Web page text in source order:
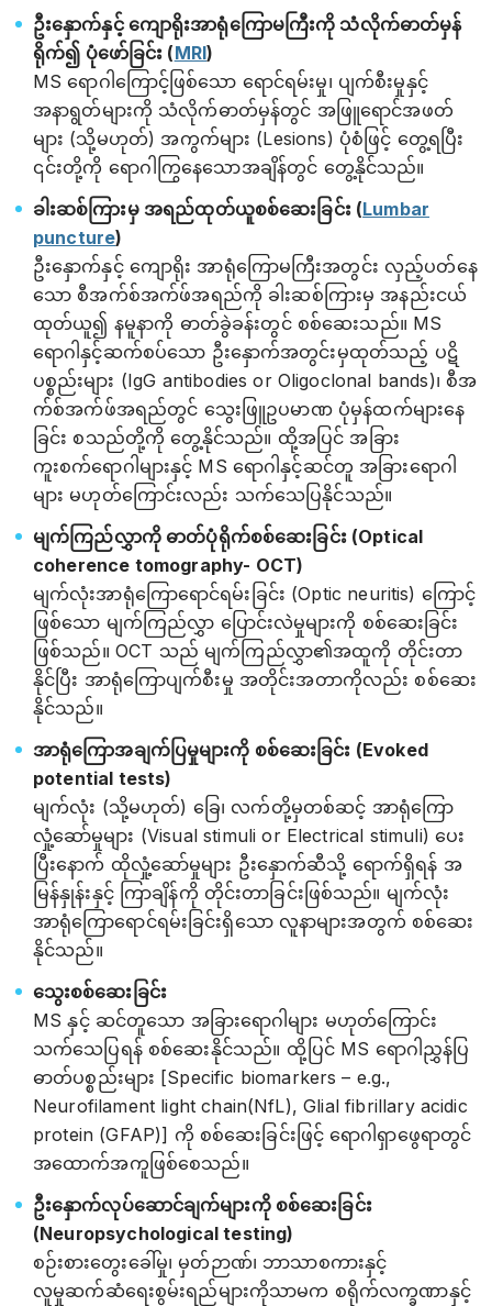
ဦးနှောက်နှင့် ကျောရိုးအာရုံကြောမကြီးကို သံလိုက်ဓာတ်မှန်
ရိုက်၍ ပုံဖော်ခြင်း (MRI)
MS ရောဂါကြောင့်ဖြစ်သော ရောင်ရမ်းမှု၊ ပျက်စီးမှုနှင့်
အနာရွတ်များကို သံလိုက်ဓာတ်မှန်တွင် အဖြူရောင်အဖတ်
များ (သို့မဟုတ်) အကွက်များ (Lesions) ပုံစံဖြင့် တွေ့ရပြီး
၎င်းတို့ကို ရောဂါကြွနေသောအချိန်တွင် တွေ့နိုင်သည်။
ခါးဆစ်ကြားမှ အရည်ထုတ်ယူစစ်ဆေးခြင်း (Lumbar
puncture)
ဦးနှောက်နှင့် ကျောရိုး အာရုံကြောမကြီးအတွင်း လှည့်ပတ်နေ
သော စီအက်စ်အက်ဖ်အရည်ကို ခါးဆစ်ကြားမှ အနည်းငယ်
ထုတ်ယူ၍ နမူနာကို ဓာတ်ခွဲခန်းတွင် စစ်ဆေးသည်။ MS
ရောဂါနှင့်ဆက်စပ်သော ဦးနှောက်အတွင်းမှထုတ်သည့် ပဋိ
ပစ္စည်းများ (IgG antibodies or Oligoclonal bands)၊ စီအ
က်စ်အက်ဖ်အရည်တွင် သွေးဖြူဥပမာဏ ပုံမှန်ထက်များနေ
ခြင်း စသည်တို့ကို တွေ့နိုင်သည်။ ထို့အပြင် အခြား
ကူးစက်ရောဂါများနှင့် MS ရောဂါနှင့်ဆင်တူ အခြားရောဂါ
များ မဟုတ်ကြောင်းလည်း သက်သေပြနိုင်သည်။
မျက်ကြည်လွှာကို ဓာတ်ပုံရိုက်စစ်ဆေးခြင်း (Optical
coherence tomography- OCT)
မျက်လုံးအာရုံကြောရောင်ရမ်းခြင်း (Optic neuritis) ကြောင့်
ဖြစ်သော မျက်ကြည်လွှာ ပြောင်းလဲမှုများကို စစ်ဆေးခြင်း
ဖြစ်သည်။ OCT သည် မျက်ကြည်လွှာ၏အထူကို တိုင်းတာ
နိုင်ပြီး အာရုံကြောပျက်စီးမှု အတိုင်းအတာကိုလည်း စစ်ဆေး
နိုင်သည်။
အာရုံကြောအချက်ပြမှုများကို စစ်ဆေးခြင်း (Evoked
potential tests)
မျက်လုံး (သို့မဟုတ်) ခြေ၊ လက်တို့မှတစ်ဆင့် အာရုံကြော
လှုံ့ဆော်မှုများ (Visual stimuli or Electrical stimuli) ပေး
ပြီးနောက် ထိုလှုံ့ဆော်မှုများ ဦးနှောက်ဆီသို့ ရောက်ရှိရန် အ
မြန်နှုန်းနှင့် ကြာချိန်ကို တိုင်းတာခြင်းဖြစ်သည်။ မျက်လုံး
အာရုံကြောရောင်ရမ်းခြင်းရှိသော လူနာများအတွက် စစ်ဆေး
နိုင်သည်။
သွေးစစ်ဆေးခြင်း
MS နှင့် ဆင်တူသော အခြားရောဂါများ မဟုတ်ကြောင်း
သက်သေပြရန် စစ်ဆေးနိုင်သည်။ ထို့ပြင် MS ရောဂါညွှန်ပြ
ဓာတ်ပစ္စည်းများ [Specific biomarkers – e.g.,
Neurofilament light chain(NfL), Glial fibrillary acidic
protein (GFAP)] ကို စစ်ဆေးခြင်းဖြင့် ရောဂါရှာဖွေရာတွင်
အထောက်အကူဖြစ်စေသည်။
ဦးနှောက်လုပ်ဆောင်ချက်များကို စစ်ဆေးခြင်း
(Neuropsychological testing)
စဉ်းစားတွေးခေါ်မှု၊ မှတ်ဉာဏ်၊ ဘာသာစကားနှင့်
လူမှုဆက်ဆံရေးစွမ်းရည်များကိုသာမက စရိုက်လက္ခဏာနှင့်